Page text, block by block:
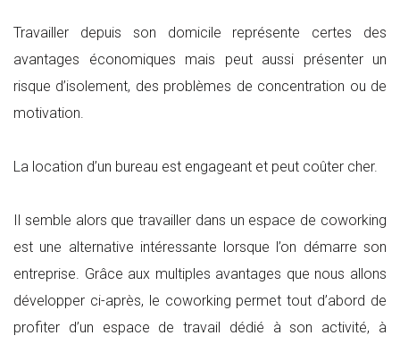
Travailler depuis son domicile représente certes des
avantages économiques mais peut aussi présenter un
risque d’isolement, des problèmes de concentration ou de
motivation.
La location d’un bureau est engageant et peut coûter cher.
Il semble alors que travailler dans un espace de coworking
est une alternative intéressante lorsque l’on démarre son
entreprise. Grâce aux multiples avantages que nous allons
développer ci-après, le coworking permet tout d’abord de
profiter d’un espace de travail dédié à son activité, à